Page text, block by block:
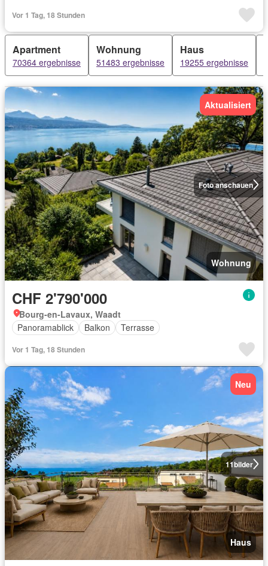
Vor 1 Tag, 18 Stunden
Apartment
70364 ergebnisse
Wohnung
51483 ergebnisse
Haus
19255 ergebnisse
Foto anschauen
Aktualisiert
Wohnung
CHF 2'790'000
Bourg-en-Lavaux, Waadt
Panoramablick
Balkon Terrasse
Vor 1 Tag, 18 Stunden
11bilder
Neu
Haus